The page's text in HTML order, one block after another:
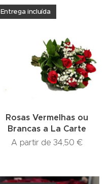
Rosas Vermelhas ou
Brancas a La Carte
Entrega incluída
A partir de34,50 €